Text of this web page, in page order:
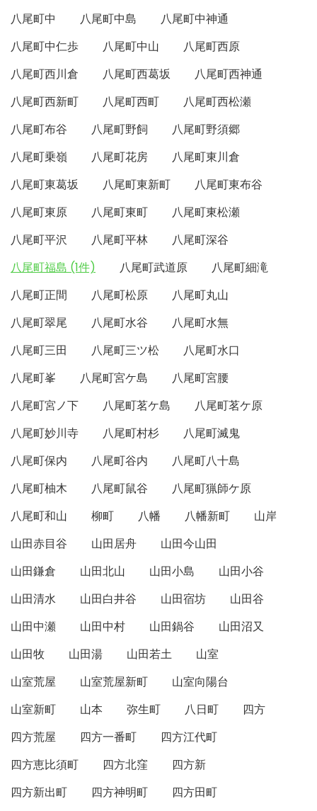
八尾町中
八尾町中島
八尾町中神通
八尾町中仁歩
八尾町中山
八尾町西原
八尾町西川倉
八尾町西葛坂
八尾町西神通
八尾町西新町
八尾町西町
八尾町西松瀬
八尾町布谷
八尾町野飼
八尾町野須郷
八尾町乗嶺
八尾町花房
八尾町東川倉
八尾町東葛坂
八尾町東新町
八尾町東布谷
八尾町東原
八尾町東町
八尾町東松瀬
八尾町平沢
八尾町平林
八尾町深谷
八尾町福島 (1件)
八尾町武道原
八尾町細滝
八尾町正間
八尾町松原
八尾町丸山
八尾町翠尾
八尾町水谷
八尾町水無
八尾町三田
八尾町三ツ松
八尾町水口
八尾町峯
八尾町宮ケ島
八尾町宮腰
八尾町宮ノ下
八尾町茗ケ島
八尾町茗ケ原
八尾町妙川寺
八尾町村杉
八尾町滅鬼
八尾町保内
八尾町谷内
八尾町八十島
八尾町柚木
八尾町鼠谷
八尾町猟師ケ原
八尾町和山
柳町 八幡 八幡新町
山岸
山田赤目谷
山田居舟
山田今山田
山田鎌倉
山田北山 山田小島
山田小谷
山田清水
山田白井谷 山田宿坊
山田谷
山田中瀬
山田中村 山田鍋谷
山田沼又
山田牧
山田湯 山田若土
山室
山室荒屋
山室荒屋新町
山室向陽台
山室新町
山本 弥生町 八日町
四方
四方荒屋
四方一番町
四方江代町
四方恵比須町
四方北窪
四方新
四方新出町
四方神明町
四方田町